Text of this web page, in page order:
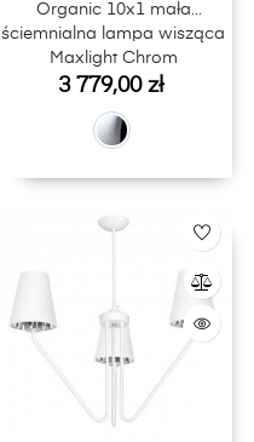
Organic 10x1 mała
ściemnialna lampa wisząca
Maxlight Chrom
Cena
3 779,00 zł